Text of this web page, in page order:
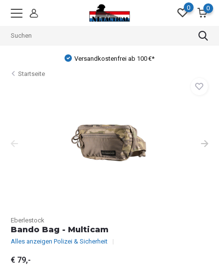
0 0
Versandkostenfrei ab 100 €*
Startseite
Eberlestock
Bando Bag - Multicam
Alles anzeigen Polizei & Sicherheit
€ 79,-